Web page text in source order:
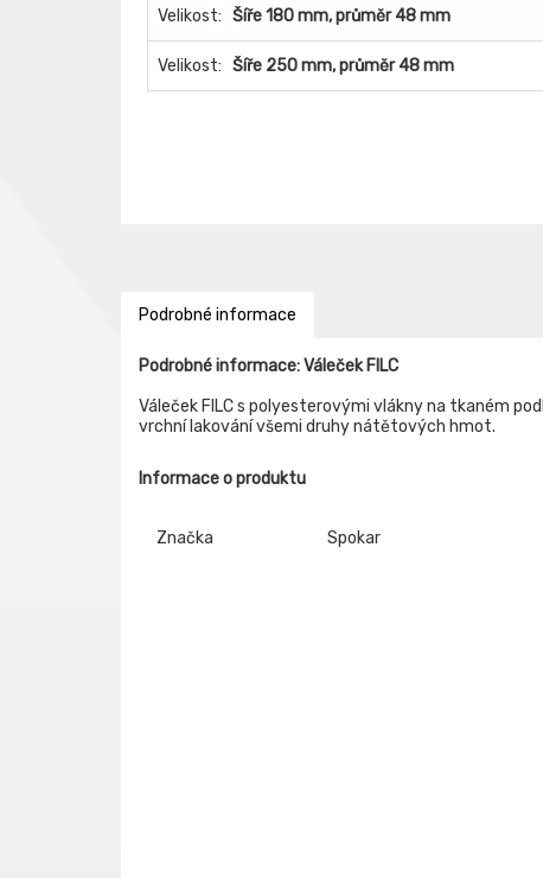
Velikost: Šíře 180 mm, průměr 48 mm
Velikost: Šíře 250 mm, průměr 48 mm
Podrobné informace
Podrobné informace: Váleček FILC
Váleček FILC s polyesterovými vlákny na tkaném
vrchní lakování všemi druhy nátětových hmot.
Informace o produktu
Značka Spokar